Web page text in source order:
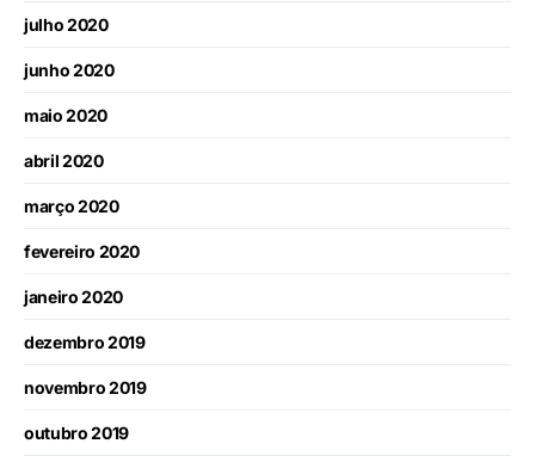
julho 2020
junho 2020
maio 2020
abril 2020
março 2020
fevereiro 2020
janeiro 2020
dezembro 2019
novembro 2019
outubro 2019